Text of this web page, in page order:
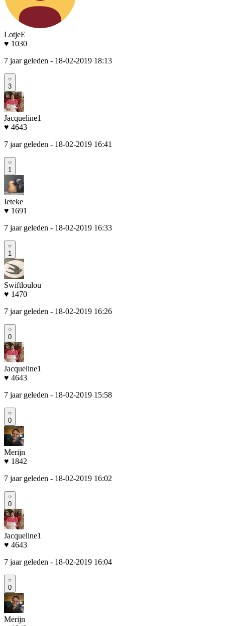
LotjeE
♥ 1030
7 jaar geleden - 18-02-2019 18:13
3
Jacqueline1
♥ 4643
7 jaar geleden - 18-02-2019 16:41
1
Ieteke
♥ 1691
7 jaar geleden - 18-02-2019 16:33
1
Swiftloulou
♥ 1470
7 jaar geleden - 18-02-2019 16:26
0
Jacqueline1
♥ 4643
7 jaar geleden - 18-02-2019 15:58
0
Merijn
♥ 1842
7 jaar geleden - 18-02-2019 16:02
0
Jacqueline1
♥ 4643
7 jaar geleden - 18-02-2019 16:04
0
Merijn